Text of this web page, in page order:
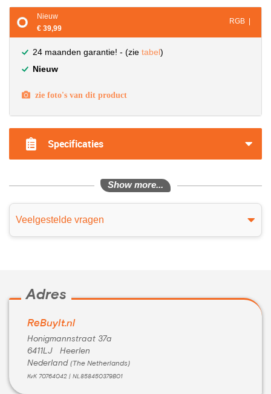
Nieuw
€ 39,99
RGB |
24 maanden garantie! - (zie tabel)
Nieuw
zie foto's van dit product
Specificaties
Show more...
Veelgestelde vragen
Adres
ReBuyIt.nl
Honigmannstraat 37a
6411LJ Heerlen
Nederland (The Netherlands)
KvK 70764042 | NL858450379B01